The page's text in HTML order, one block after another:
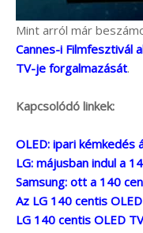
Mint arról már
Cannes-i Filmfesztivál
TV-je forgalmazását.
Kapcsolódó linkek:
OLED: ipari kémkedés
LG: májusban indul a
Samsung: ott a 140
Az LG 140 centis
LG 140 centis OLED